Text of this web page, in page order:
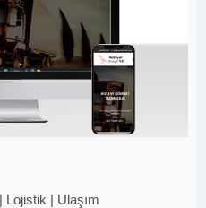
Lojistik | Ulaşım